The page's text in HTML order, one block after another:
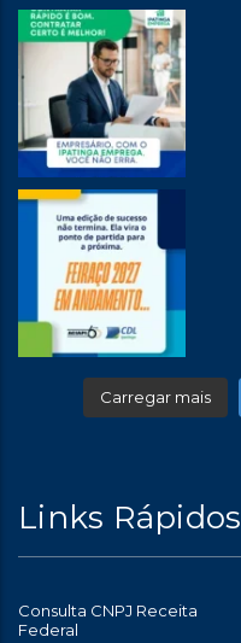
Carregar mais
Links Rápidos
Consulta CNPJ Receita
Federal